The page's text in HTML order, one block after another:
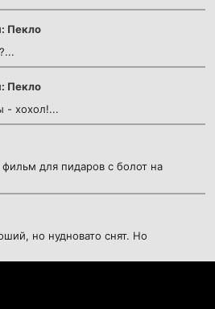
Пекло
Пекло
- хохол!...
для пидаров с болот на
но нудновато снят. Но